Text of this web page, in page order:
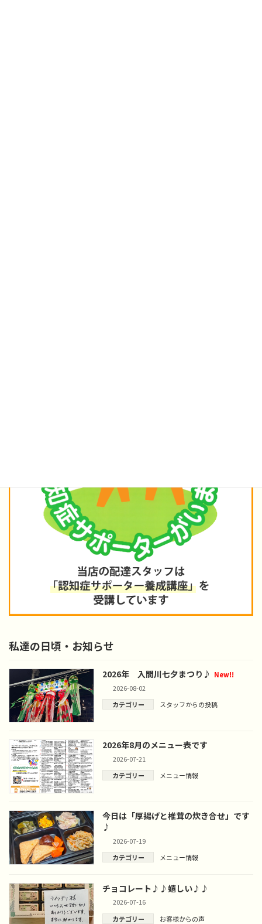
私達の日頃・お知らせ
2026年 入間川七夕まつり♪
New!!
2026-08-02
カテゴリー
スタッフからの投稿
2026年8月のメニュー表です
2026-07-21
カテゴリー
メニュー情報
今日は「厚揚げと椎茸の炊き合せ」です
♪
2026-07-19
カテゴリー
メニュー情報
チョコレート♪♪嬉しい♪♪
2026-07-16
カテゴリー
お客様からの声